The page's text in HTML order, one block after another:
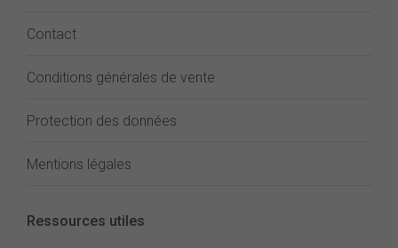
Contact
Conditions générales de vente
Protection des données
Mentions légales
Ressources utiles